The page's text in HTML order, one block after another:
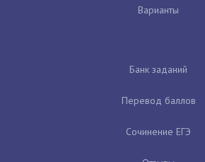
Варианты
Банк заданий
Перевод баллов
Сочинение ЕГЭ